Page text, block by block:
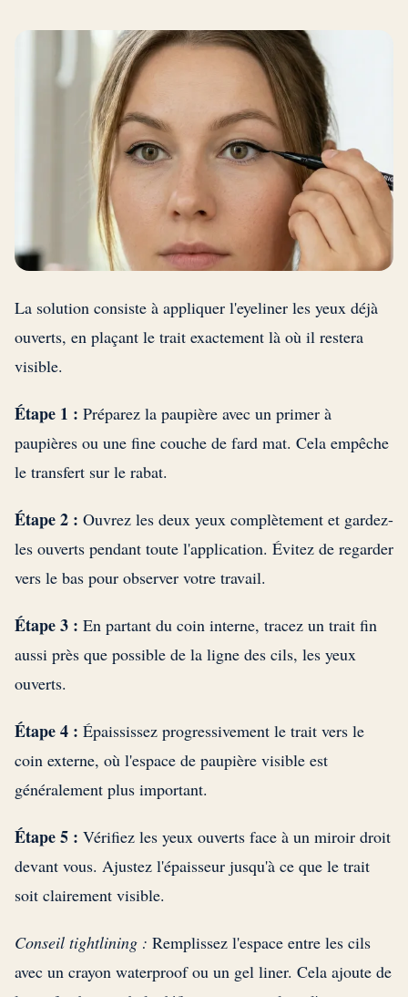
La solution consiste à appliquer l'eyeliner les yeux déjà
ouverts, en plaçant le trait exactement là où il restera
visible.
Étape 1 : Préparez la paupière avec un primer à
paupières ou une fine couche de fard mat. Cela empêche
le transfert sur le rabat.
Étape 2 : Ouvrez les deux yeux complètement et gardez-
les ouverts pendant toute l'application. Évitez de regarder
vers le bas pour observer votre travail.
Étape 3 : En partant du coin interne, tracez un trait fin
aussi près que possible de la ligne des cils, les yeux
ouverts.
Étape 4 : Épaississez progressivement le trait vers le
coin externe, où l'espace de paupière visible est
généralement plus important.
Étape 5 : Vérifiez les yeux ouverts face à un miroir droit
devant vous. Ajustez l'épaisseur jusqu'à ce que le trait
soit clairement visible.
Conseil tightlining : Remplissez l'espace entre les cils
avec un crayon waterproof ou un gel liner. Cela ajoute de